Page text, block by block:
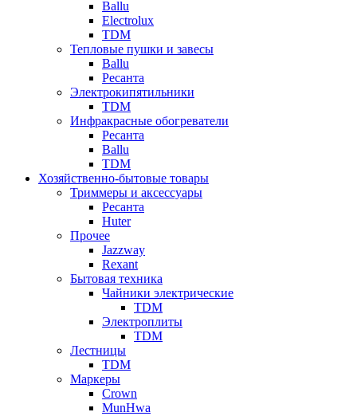
Ballu
Electrolux
TDM
Тепловые пушки и завесы
Ballu
Ресанта
Электрокипятильники
TDM
Инфракрасные обогреватели
Ресанта
Ballu
TDM
Хозяйственно-бытовые товары
Триммеры и аксессуары
Ресанта
Huter
Прочее
Jazzway
Rexant
Бытовая техника
Чайники электрические
TDM
Электроплиты
TDM
Лестницы
TDM
Маркеры
Crown
MunHwa